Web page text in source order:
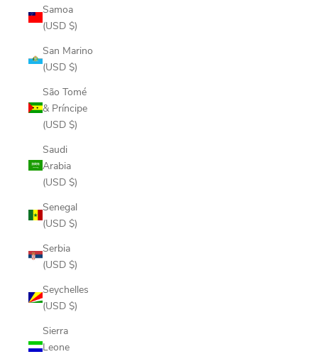
Samoa
(USD $)
San Marino
(USD $)
São Tomé
& Príncipe
(USD $)
Saudi
Arabia
(USD $)
Senegal
(USD $)
Serbia
(USD $)
Seychelles
(USD $)
Sierra
Leone